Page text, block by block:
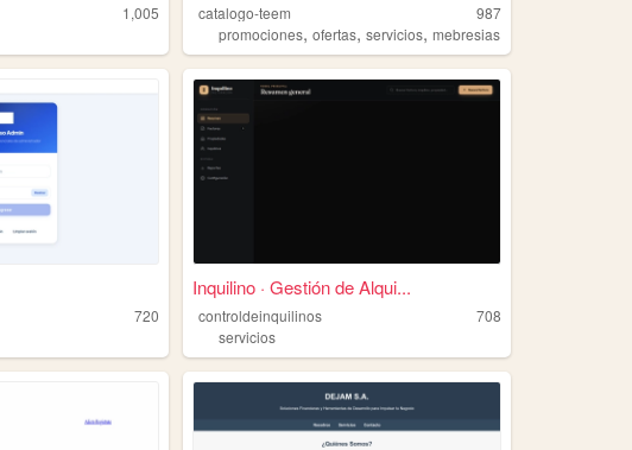
1,005
catalogo-teem
987
promociones,ofertas,servicios,mebresias
720
Inquilino · Gestión de Alqui...
controldeinquilinos
708
servicios